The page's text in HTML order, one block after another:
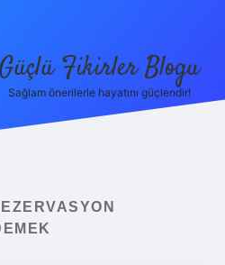
Güçlü Fikirler Blogu
Sağlam önerilerle hayatını güçlendir!